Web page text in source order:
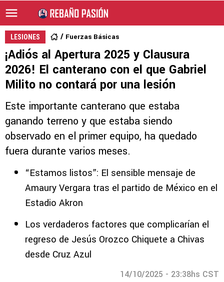
LESIONES Fuerzas Básicas
¡Adiós al Apertura 2025 y Clausura
2026! El canterano con el que Gabriel
Milito no contará por una lesión
Este importante canterano que estaba
ganando terreno y que estaba siendo
observado en el primer equipo, ha quedado
fuera durante varios meses.
“Estamos listos”: El sensible mensaje de
Amaury Vergara tras el partido de México en el
Estadio Akron
Los verdaderos factores que complicarían el
regreso de Jesús Orozco Chiquete a Chivas
desde Cruz Azul
14/10/2025 - 23:38hs CST